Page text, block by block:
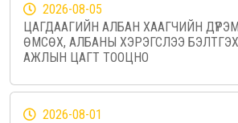
2026-08-05
ЦАГДААГИЙН АЛБАН ХААГЧИЙН
ӨМСӨХ, АЛБАНЫ ХЭРЭГСЛЭЭ
АЖЛЫН ЦАГТ ТООЦНО
2026-08-01